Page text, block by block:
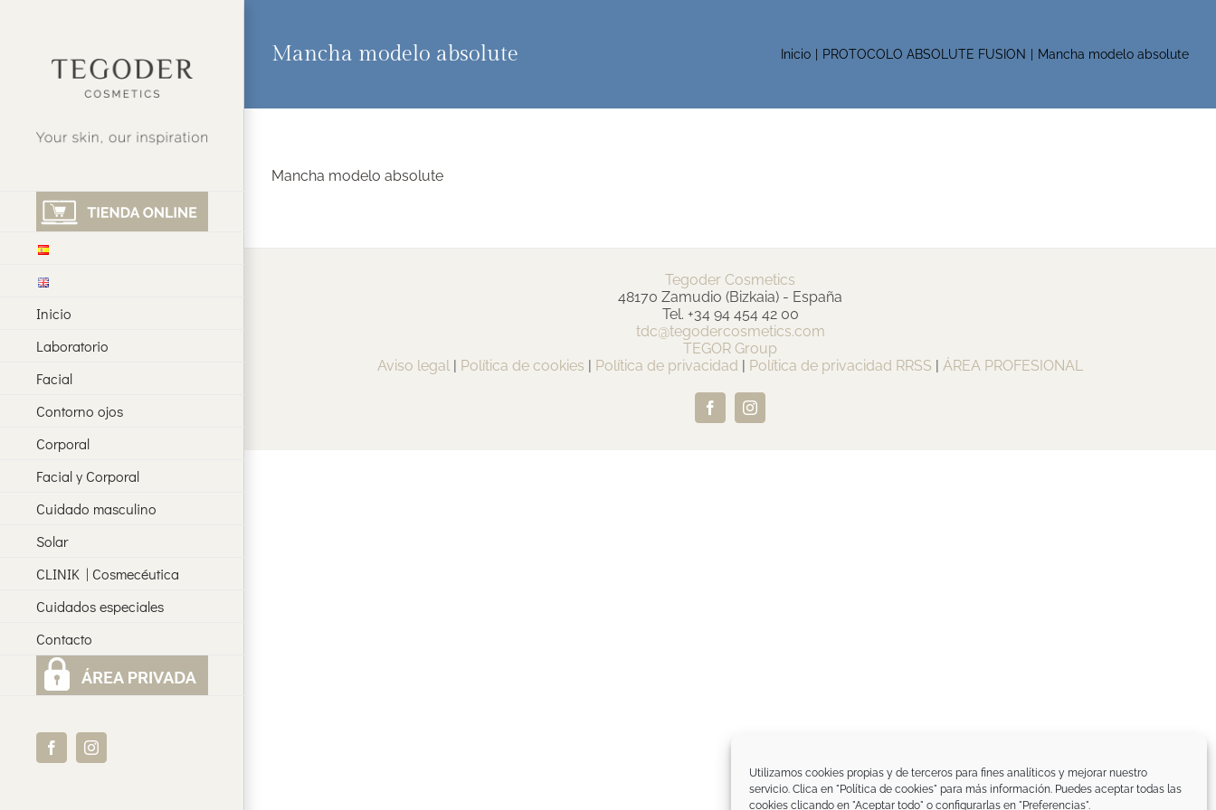
Utilizamos cookies propias y de terceros para fines analíticos y mejorar nuestro
servicio. Clica en "Política de cookies" para más información. Puedes aceptar todas las
cookies clicando en "Aceptar todo" o configurarlas en "Preferencias".
Inicio
Laboratorio
Facial
Contorno ojos
Corporal
Facial y Corporal
Cuidado masculino
Solar
CLINIK | Cosmecéutica
Cuidados especiales
Contacto
FacebookInstagram
Mancha modelo absolute Inicio PROTOCOLO ABSOLUTE FUSION Mancha modelo absolute
Mancha modelo absolute
Tegoder Cosmetics
48170 Zamudio (Bizkaia) - España
Tel. +34 94 454 42 00
tdc@tegodercosmetics.com
TEGOR Group
Aviso legal | Política de cookies | Política de privacidad | Política de privacidad RRSS | ÁREA PROFESIONAL
FacebookInstagram